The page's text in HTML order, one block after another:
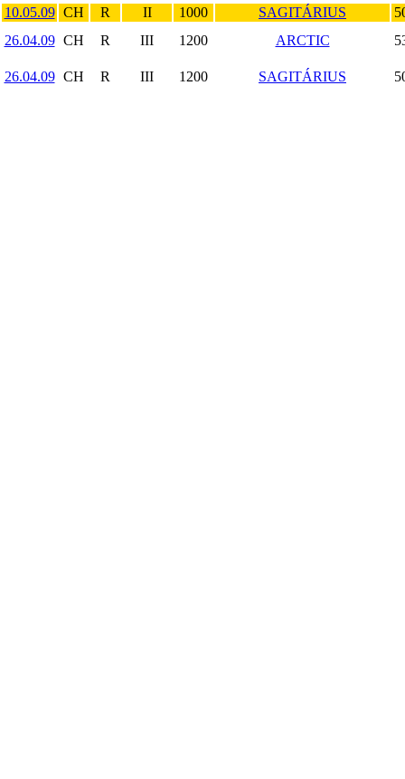
10.05.09 CH R II 1000 SAGITÁRIUS
26.04.09 CH R III 1200 ARCTIC
26.04.09 CH R III 1200 SAGITÁRIUS